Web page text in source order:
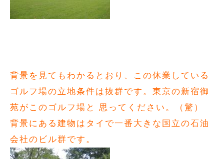
背景を見てもわかるとおり、この休業している
ゴルフ場の立地条件は抜群です。東京の新宿御
苑がこのゴルフ場と 思ってください。（驚）
背景にある建物はタイで一番大きな国立の石油
会社のビル群です。